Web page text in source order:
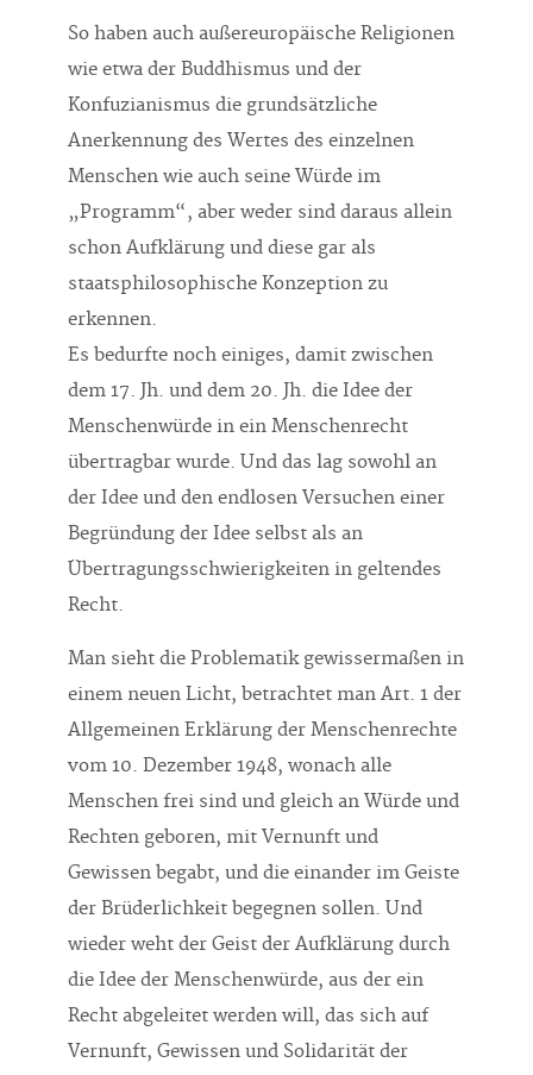
So haben auch außereuropäische Religionen
wie etwa der Buddhismus und der
Konfuzianismus die grundsätzliche
Anerkennung des Wertes des einzelnen
Menschen wie auch seine Würde im
„Programm“, aber weder sind daraus allein
schon Aufklärung und diese gar als
staatsphilosophische Konzeption zu
erkennen.
Es bedurfte noch einiges, damit zwischen
dem 17. Jh. und dem 20. Jh. die Idee der
Menschenwürde in ein Menschenrecht
übertragbar wurde. Und das lag sowohl an
der Idee und den endlosen Versuchen einer
Begründung der Idee selbst als an
Übertragungsschwierigkeiten in geltendes
Recht.
Man sieht die Problematik gewissermaßen in
einem neuen Licht, betrachtet man Art. 1 der
Allgemeinen Erklärung der Menschenrechte
vom 10. Dezember 1948, wonach alle
Menschen frei sind und gleich an Würde und
Rechten geboren, mit Vernunft und
Gewissen begabt, und die einander im Geiste
der Brüderlichkeit begegnen sollen. Und
wieder weht der Geist der Aufklärung durch
die Idee der Menschenwürde, aus der ein
Recht abgeleitet werden will, das sich auf
Vernunft, Gewissen und Solidarität der